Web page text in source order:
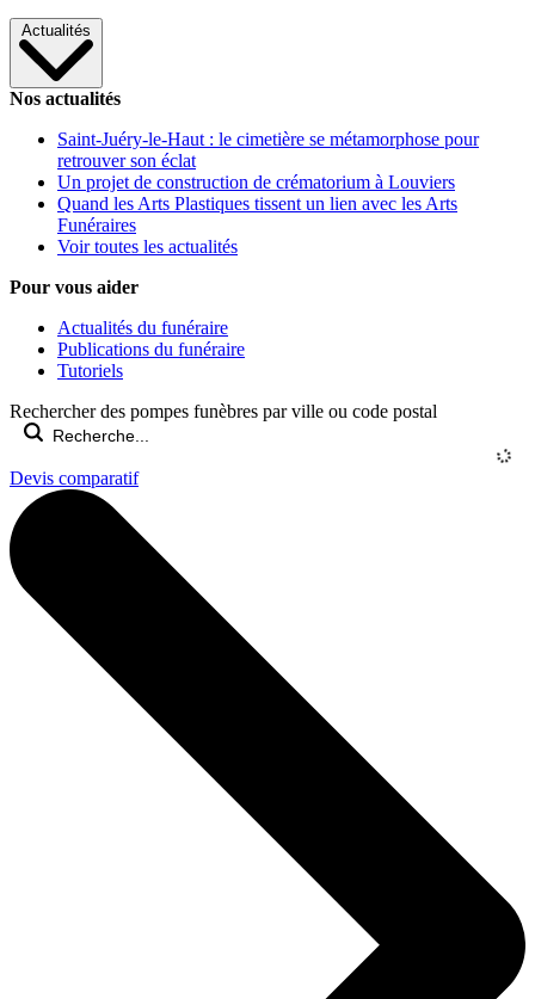
Actualités
Nos actualités
Saint-Juéry-le-Haut : le cimetière se métamorphose pour
retrouver son éclat
Un projet de construction de crématorium à Louviers
Quand les Arts Plastiques tissent un lien avec les Arts
Funéraires
Voir toutes les actualités
Pour vous aider
Actualités du funéraire
Publications du funéraire
Tutoriels
Rechercher des pompes funèbres par ville ou code postal
Devis comparatif